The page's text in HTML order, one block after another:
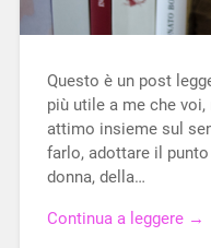
Questo è un post
più utile a me che
attimo insieme sul
farlo, adottare il
donna, della…
Continua a leggere →